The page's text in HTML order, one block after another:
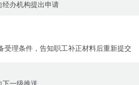
经办机构提出申请
受理条件，告知职工补正材料后重新提交